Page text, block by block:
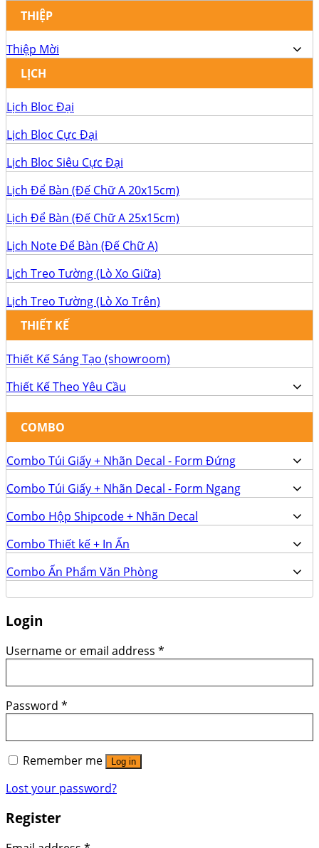
THIỆP
Thiệp Mời
LỊCH
Lịch Bloc Đại
Lịch Bloc Cực Đại
Lịch Bloc Siêu Cực Đại
Lịch Để Bàn (Đế Chữ A 20x15cm)
Lịch Để Bàn (Đế Chữ A 25x15cm)
Lịch Note Để Bàn (Đế Chữ A)
Lịch Treo Tường (Lò Xo Giữa)
Lịch Treo Tường (Lò Xo Trên)
THIẾT KẾ
Thiết Kế Sáng Tạo (showroom)
Thiết Kế Theo Yêu Cầu
COMBO
Combo Túi Giấy + Nhãn Decal - Form Đứng
Combo Túi Giấy + Nhãn Decal - Form Ngang
Combo Hộp Shipcode + Nhãn Decal
Combo Thiết kế + In Ấn
Combo Ấn Phẩm Văn Phòng
Login
Username or email address *
Password *
Remember me Log in
Lost your password?
Register